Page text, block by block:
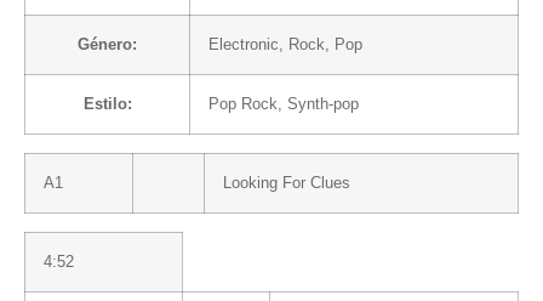
Género: Electronic, Rock, Pop
Estilo: Pop Rock, Synth-pop
A1 Looking For Clues
4:52